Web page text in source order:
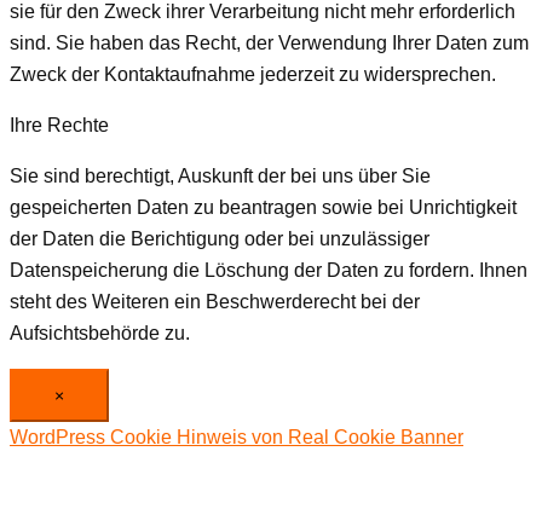
sie für den Zweck ihrer Verarbeitung nicht mehr erforderlich
sind. Sie haben das Recht, der Verwendung Ihrer Daten zum
Zweck der Kontaktaufnahme jederzeit zu widersprechen.
Ihre Rechte
Sie sind berechtigt, Auskunft der bei uns über Sie
gespeicherten Daten zu beantragen sowie bei Unrichtigkeit
der Daten die Berichtigung oder bei unzulässiger
Datenspeicherung die Löschung der Daten zu fordern. Ihnen
steht des Weiteren ein Beschwerderecht bei der
Aufsichtsbehörde zu.
×
WordPress Cookie Hinweis von Real Cookie Banner